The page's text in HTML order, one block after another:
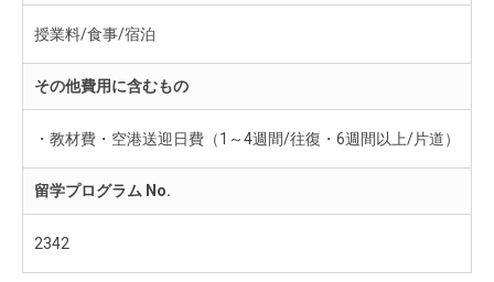
授業料/食事/宿泊
その他費用に含むもの
・教材費・空港送迎日費（1～4週間/往復・6週間以上/片道）
留学プログラム No.
2342